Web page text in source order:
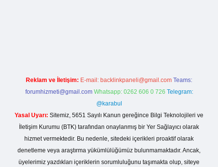
Reklam ve İletişim: E-mail: backlinkpaneli@gmail.com Teams:
forumhizmeti@gmail.com Whatsapp: 0262 606 0 726 Telegram:
@karabul
Yasal Uyarı: Sitemiz, 5651 Sayılı Kanun gereğince Bilgi Teknolojileri ve
İletişim Kurumu (BTK) tarafından onaylanmış bir Yer Sağlayıcı olarak
hizmet vermektedir. Bu nedenle, sitedeki içerikleri proaktif olarak
denetleme veya araştırma yükümlülüğümüz bulunmamaktadır. Ancak,
üyelerimiz yazdıkları içeriklerin sorumluluğunu taşımakta olup, siteye